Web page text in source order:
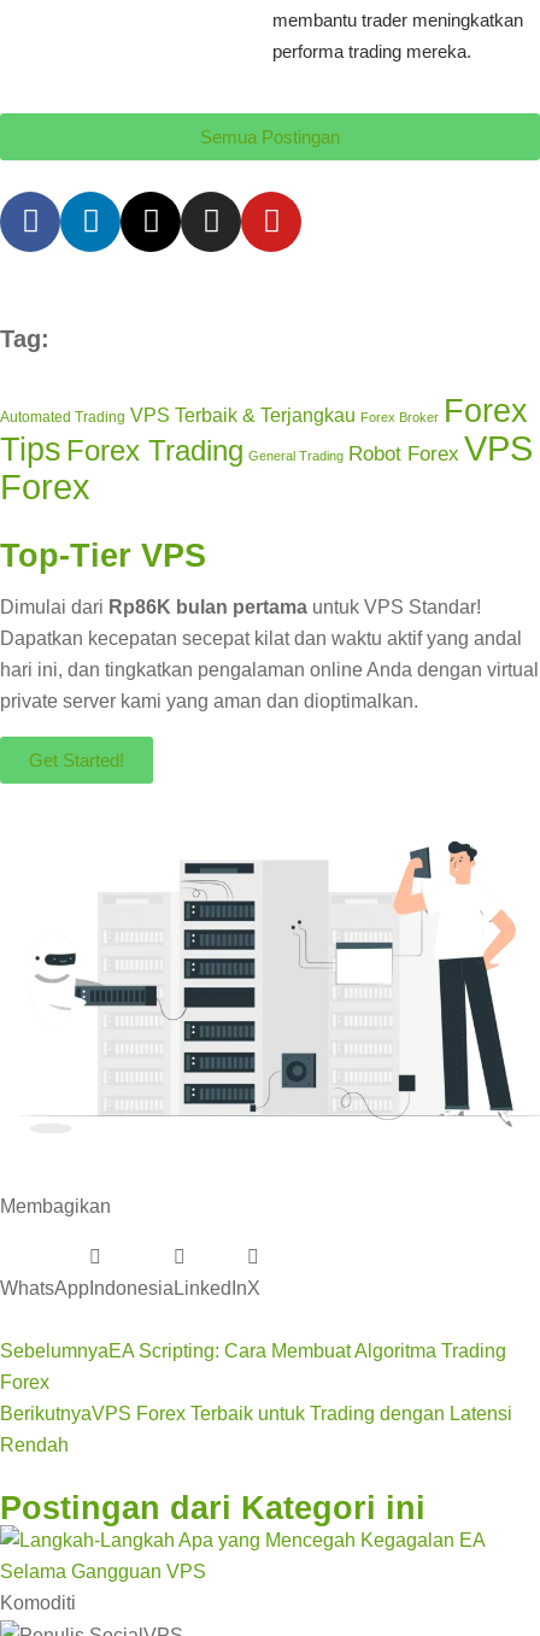
membantu trader meningkatkan
performa trading mereka.
Semua Postingan
Tag:
Automated Trading VPS Terbaik & Terjangkau Forex Broker Forex
Tips Forex Trading General Trading Robot Forex VPS
Forex
Top-Tier VPS
Dimulai dari Rp86K bulan pertama untuk VPS Standar!
Dapatkan kecepatan secepat kilat dan waktu aktif yang andal
hari ini, dan tingkatkan pengalaman online Anda dengan virtual
private server kami yang aman dan dioptimalkan.
Get Started!
Membagikan
WhatsApp Indonesia LinkedInX
SebelumnyaEA Scripting: Cara Membuat Algoritma Trading
Forex
BerikutnyaVPS Forex Terbaik untuk Trading dengan Latensi
Rendah
Postingan dari Kategori ini
Komoditi